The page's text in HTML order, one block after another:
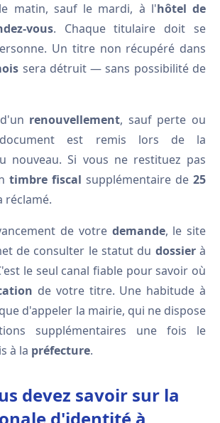
matin, sauf le mardi, à l'hôtel de
vous. Chaque titulaire doit se
Un titre non récupéré dans
sera détruit — sans possibilité de
renouvellement, sauf perte ou
est remis lors de la
nouveau. Si vous ne restituez pas
timbre fiscal supplémentaire de 25
réclamé.
de votre demande, le site
de consulter le statut du dossierà
le seul canal fiable pour savoir où
de votre titre. Une habitude à
d'appeler la mairie, qui ne dispose
supplémentaires une fois le
à la préfecture.
devez savoir sur la